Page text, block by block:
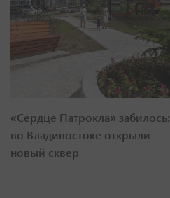
«Сердце Патрокла» забилось:
во Владивостоке открыли
новый сквер